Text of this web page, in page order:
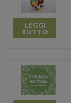
LEGGI
TUTTO